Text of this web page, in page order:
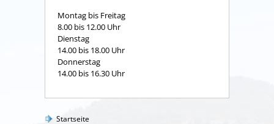
Montag bis Freitag
8.00 bis 12.00 Uhr
Dienstag
14.00 bis 18.00 Uhr
Donnerstag
14.00 bis 16.30 Uhr
Startseite